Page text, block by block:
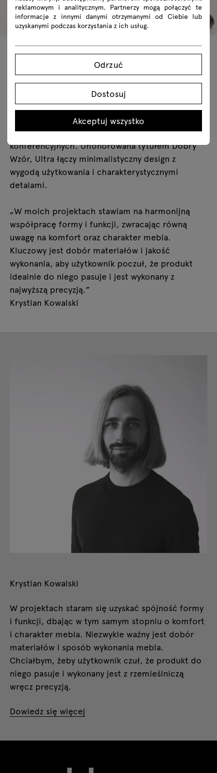
Design, który inspiruje
Kolekcja Ultra autorstwa Krystiana Kowalskiego to
połączenie elegancji i funkcjonalności w
nowoczesnych przestrzeniach biurowych i
konferencyjnych. Uhonorowana tytułem Dobry
Wzór, Ultra łączy minimalistyczny design z
wygodą użytkowania i charakterystycznymi
detalami.
„W moich projektach stawiam na harmonijną
współpracę formy i funkcji, zwracając równą
uwagę na komfort oraz charakter mebla.
Kluczowy jest dobór materiałów i jakość
wykonania, aby użytkownik poczuł, że produkt
idealnie do niego pasuje i jest wykonany z
najwyższą precyzją.”
Krystian Kowalski
Krystian Kowalski
W projektach staram się uzyskać spójność formy
i funkcji, dbając w tym samym stopniu o komfort
i charakter mebla. Niezwykle ważny jest dobór
materiałów i sposób wykonania mebla.
Chciałbym, żeby użytkownik czuł, że produkt do
niego pasuje i wykonany jest z rzemieślniczą
wręcz precyzją.
Dowiedz się więcej
reklamowym i analitycznym. Partnerzy mogą połączyć te
informacje z innymi danymi otrzymanymi od Ciebie lub
uzyskanymi podczas korzystania z ich usług.
Odrzuć
Dostosuj
Akceptuj wszystko